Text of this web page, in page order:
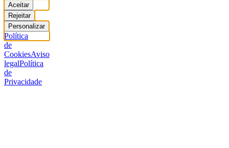
Aceitar
Rejeitar
Personalizar
Política
de
CookiesAviso
legalPolítica
de
Privacidade